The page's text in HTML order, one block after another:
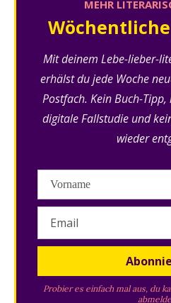
MEHR
Mit deinem Lebe-lieber-
erhälst du jede Woche
Postfach. Kein Buch-
digitale Fallstudie und
wieder
Probier es einfach mal aus, du